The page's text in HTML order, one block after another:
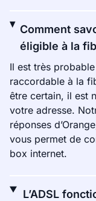
Comment
éligible à la
Il est très
raccordable à la
être certain, il est
votre adresse.
réponses
vous permet de
box internet.
L’ADSL